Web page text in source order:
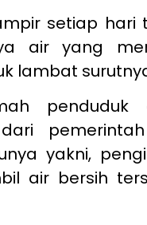
setiap hari
air yang
lambat
penduduk
yakni,
air bersih